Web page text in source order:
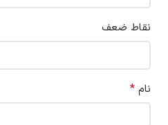
نقاط ضعف
نام *